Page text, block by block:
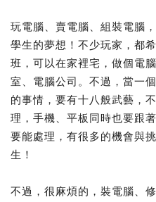
玩電腦、賣電腦、組裝電腦
學生的夢想！不少玩家，都
班，可以在家裡宅，做個電
室、電腦公司。不過，當一
的事情，要有十八般武藝，
理，手機、平板同時也要跟
要能處理，有很多的機會與
生！
不過，很麻煩的，裝電腦、